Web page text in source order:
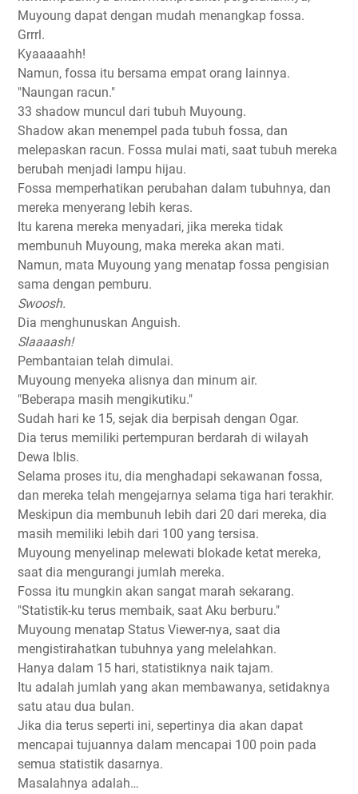
Muyoung dapat dengan mudah menangkap fossa.
Grrrl.
Kyaaaaahh!
Namun, fossa itu bersama empat orang lainnya.
"Naungan racun."
33 shadow muncul dari tubuh Muyoung.
Shadow akan menempel pada tubuh fossa, dan
melepaskan racun. Fossa mulai mati, saat tubuh mereka
berubah menjadi lampu hijau.
Fossa memperhatikan perubahan dalam tubuhnya, dan
mereka menyerang lebih keras.
Itu karena mereka menyadari, jika mereka tidak
membunuh Muyoung, maka mereka akan mati.
Namun, mata Muyoung yang menatap fossa pengisian
sama dengan pemburu.
Swoosh.
Dia menghunuskan Anguish.
Slaaaash!
Pembantaian telah dimulai.
Muyoung menyeka alisnya dan minum air.
"Beberapa masih mengikutiku."
Sudah hari ke 15, sejak dia berpisah dengan Ogar.
Dia terus memiliki pertempuran berdarah di wilayah
Dewa Iblis.
Selama proses itu, dia menghadapi sekawanan fossa,
dan mereka telah mengejarnya selama tiga hari terakhir.
Meskipun dia membunuh lebih dari 20 dari mereka, dia
masih memiliki lebih dari 100 yang tersisa.
Muyoung menyelinap melewati blokade ketat mereka,
saat dia mengurangi jumlah mereka.
Fossa itu mungkin akan sangat marah sekarang.
"Statistik-ku terus membaik, saat Aku berburu."
Muyoung menatap Status Viewer-nya, saat dia
mengistirahatkan tubuhnya yang melelahkan.
Hanya dalam 15 hari, statistiknya naik tajam.
Itu adalah jumlah yang akan membawanya, setidaknya
satu atau dua bulan.
Jika dia terus seperti ini, sepertinya dia akan dapat
mencapai tujuannya dalam mencapai 100 poin pada
semua statistik dasarnya.
Masalahnya adalah…